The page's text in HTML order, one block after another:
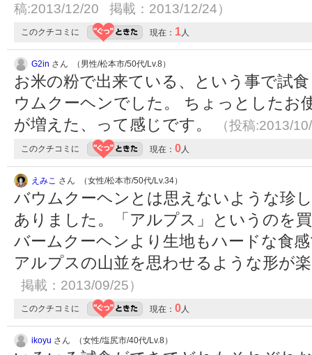
稿:2013/12/20 掲載：2013/12/24）
このクチコミに 現在： 1人
G2in さん （男性/松本市/50代/Lv.8）
お米の粉で出来ている、という事で試
ウムクーヘンでした。 ちょっとしたお
が増えた、って感じです。
（投稿:2013/
このクチコミに 現在： 0人
えみこ さん （女性/松本市/50代/Lv.34）
バウムクーヘンとは思えないような珍
ありました。「アルプス」というのを
バームクーヘンより生地もハードな食
アルプスの山並を思わせるような形が
掲載：2013/09/25）
このクチコミに 現在： 0人
ikoyu さん （女性/塩尻市/40代/Lv.8）